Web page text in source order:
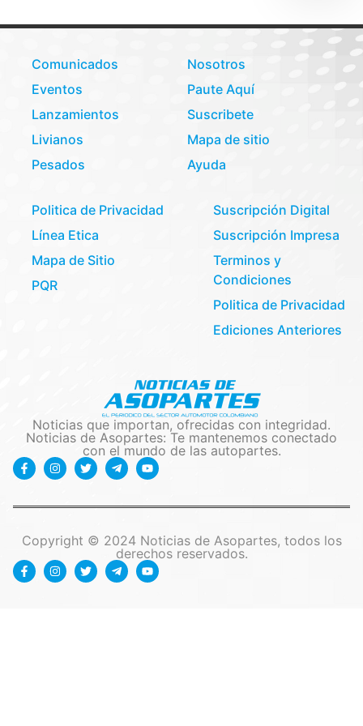
Comunicados
Eventos
Lanzamientos
Livianos
Pesados
Nosotros
Paute Aquí
Suscribete
Mapa de sitio
Ayuda
Politica de Privacidad
Línea Etica
Mapa de Sitio
PQR
Suscripción Digital
Suscripción Impresa
Terminos y
Condiciones
Politica de Privacidad
Ediciones Anteriores
Noticias que importan, ofrecidas con integridad.
Noticias de Asopartes: Te mantenemos conectado
con el mundo de las autopartes.
Copyright © 2024 Noticias de Asopartes, todos los
derechos reservados.